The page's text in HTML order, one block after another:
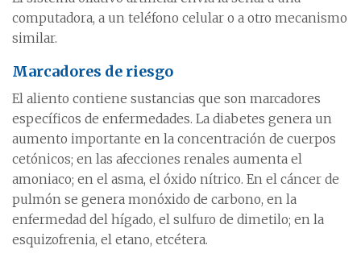
computadora, a un teléfono celular o a otro mecanismo
similar.
Marcadores de riesgo
El aliento contiene sustancias que son marcadores
específicos de enfermedades. La diabetes genera un
aumento importante en la concentración de cuerpos
cetónicos; en las afecciones renales aumenta el
amoniaco; en el asma, el óxido nítrico. En el cáncer de
pulmón se genera monóxido de carbono, en la
enfermedad del hígado, el sulfuro de dimetilo; en la
esquizofrenia, el etano, etcétera.